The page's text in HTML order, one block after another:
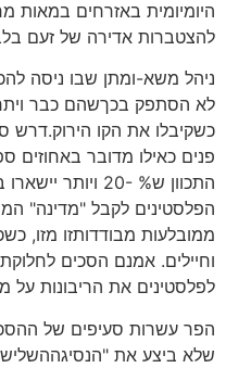
היומיומית באזרחים
להצטברות אדירה של זעם
ניהל משא-ומתן שבו ניסה
כשקיבלו את הקו הירוק.דרש
פנים כאילו מדובר
התכוון ש% -20
הפלסטינים לקבל "מדינה"
ממובלעות מבודדותזו מזו,
וחיילים. אמנם הסכים
לפלסטינים את הריבונות על
הפר עשרות סעיפים של
שלא ביצע את